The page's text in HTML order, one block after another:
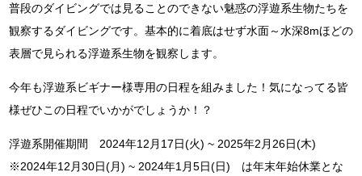
普段のダイビングでは見ることのできない魅惑の浮遊系生物たちを
観察するダイビングです。基本的に着底はせず水面～水深8mほどの
表層で見られる浮遊系生物を観察します。
今年も浮遊系ビギナー様専用の日程を組みました！気になってる皆
様ぜひこの日程でいかがでしょうか！？
浮遊系開催期間 2024年12月17日(火) ~ 2025年2月26日(木)
※2024年12月30日(月) ~ 2024年1月5日(日) は年末年始休業とな